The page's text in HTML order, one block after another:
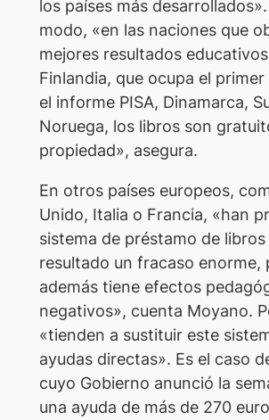
los países más
modo, «en las naciones que
mejores resultados
Finlandia, que ocupa el
el informe PISA, Dinamarca,
Noruega, los libros son
propiedad», asegura.
En otros países europeos,
Unido, Italia o Francia, «han
sistema de préstamo de libros
resultado un fracaso enorme,
además tiene efectos
negativos», cuenta Moyano.
«tienden a sustituir este
ayudas directas». Es el caso
cuyo Gobierno anunció la
una ayuda de más de 270